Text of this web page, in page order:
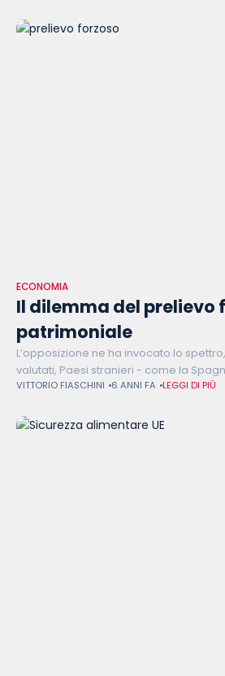
ECONOMIA
Il dilemma del prelievo
patrimoniale
L’opposizione ne ha invocato lo
valutati, Paesi stranieri - come la
pratica: prelievo forzoso e
VITTORIO FIASCHINI 6 ANNI FA LEGGI DI PIÙ